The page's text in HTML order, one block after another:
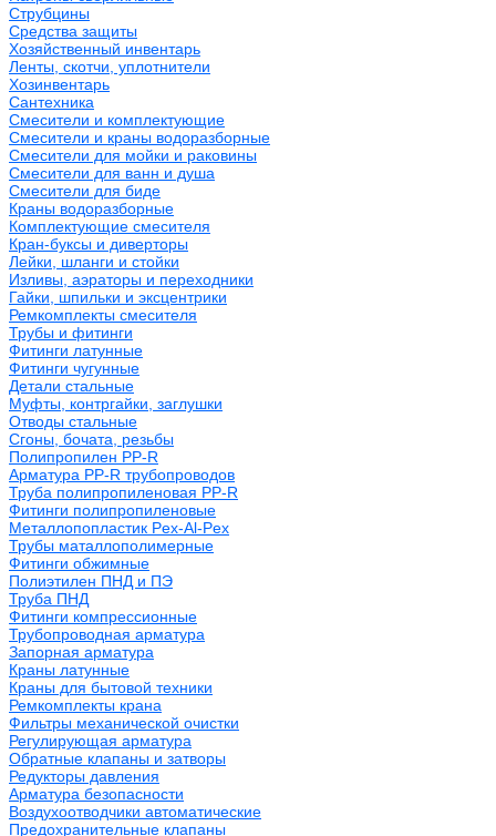
Струбцины
Средства защиты
Хозяйственный инвентарь
Ленты, скотчи, уплотнители
Хозинвентарь
Сантехника
Смесители и комплектующие
Смесители и краны водоразборные
Смесители для мойки и раковины
Смесители для ванн и душа
Смесители для биде
Краны водоразборные
Комплектующие смесителя
Кран-буксы и диверторы
Лейки, шланги и стойки
Изливы, аэраторы и переходники
Гайки, шпильки и эксцентрики
Ремкомплекты смесителя
Трубы и фитинги
Фитинги латунные
Фитинги чугунные
Детали стальные
Муфты, контргайки, заглушки
Отводы стальные
Сгоны, бочата, резьбы
Полипропилен PP-R
Арматура PP-R трубопроводов
Труба полипропиленовая PP-R
Фитинги полипропиленовые
Металлопопластик Pex-Al-Pex
Трубы маталлополимерные
Фитинги обжимные
Полиэтилен ПНД и ПЭ
Труба ПНД
Фитинги компрессионные
Трубопроводная арматура
Запорная арматура
Краны латунные
Краны для бытовой техники
Ремкомплекты крана
Фильтры механической очистки
Регулирующая арматура
Обратные клапаны и затворы
Редукторы давления
Арматура безопасности
Воздухоотводчики автоматические
Предохранительные клапаны